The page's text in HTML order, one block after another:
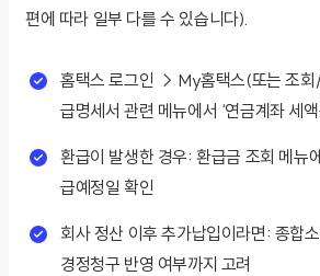
편에 따라 일부 다를 수 있습니다).
홈택스 로그인 → My홈택스(또는 조
급명세서 관련 메뉴에서 ‘연금계좌 세
환급이 발생한 경우: 환급금 조회 메뉴
급예정일 확인
회사 정산 이후 추가납입이라면: 종합
경정청구 반영 여부까지 고려